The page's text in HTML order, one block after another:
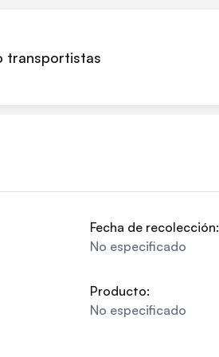
transportistas
Fecha de recolección:
No especificado
Producto:
No especificado